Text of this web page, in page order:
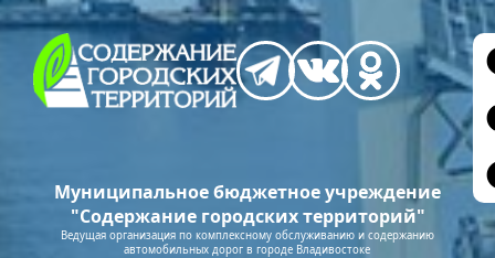
Муниципальное бюджетное учреждение
"Содержание городских территорий"
Ведущая организация по комплексному обслуживанию и содержанию
автомобильных дорог в городе Владивостоке